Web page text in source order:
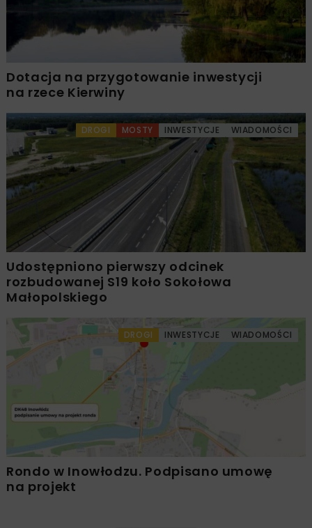
Dotacja na przygotowanie inwestycji
na rzece Kierwiny
DROGI MOSTY INWESTYCJE WIADOMOŚCI
Udostępniono pierwszy odcinek
rozbudowanej S19 koło Sokołowa
Małopolskiego
DROGI INWESTYCJE WIADOMOŚCI
Rondo w Inowłodzu. Podpisano umowę
na projekt